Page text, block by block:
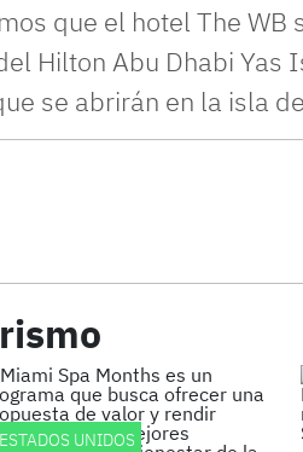
que el hotel The WB
Hilton Abu Dhabi Yas
se abrirán en la isla
ESTADOS UNIDOS